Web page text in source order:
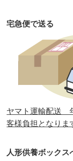
第33回人形供
第32回人形供
第31回人形
第30回人形
第29回人形
第27回人形
宅急便で送る
ヤマト運輸配送
客様負担となりま
人形供養ボックス